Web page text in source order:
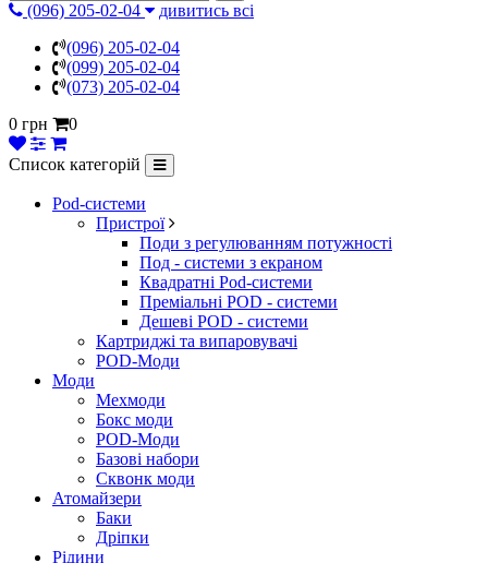
(096) 205-02-04
дивитись всі
(096) 205-02-04
(099) 205-02-04
(073) 205-02-04
0 грн
0
Список категорій
Pod-системи
Пристрої
Поди з регулюванням потужності
Под - системи з екраном
Квадратні Pod-системи
Преміальні POD - системи
Дешеві POD - системи
Картриджі та випаровувачі
POD-Моди
Моди
Мехмоди
Бокс моди
POD-Моди
Базові набори
Сквонк моди
Атомайзери
Баки
Дріпки
Рідини